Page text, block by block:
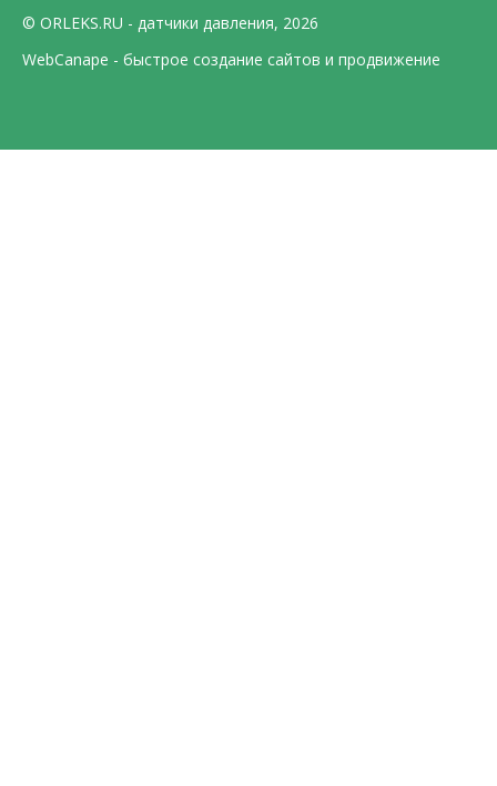
© ORLEKS.RU - датчики давления, 2026
WebCanape - быстрое создание сайтов и продвижение